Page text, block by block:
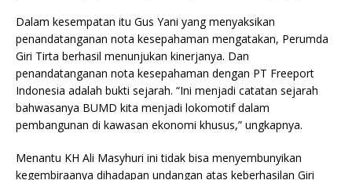
Dalam kesempatan itu Gus Yani yang menyaksikan
penandatanganan nota kesepahaman mengatakan, Perumda
Giri Tirta berhasil menunjukan kinerjanya. Dan
penandatanganan nota kesepahaman dengan PT Freeport
Indonesia adalah bukti sejarah. “Ini menjadi catatan sejarah
bahwasanya BUMD kita menjadi lokomotif dalam
pembangunan di kawasan ekonomi khusus,” ungkapnya.
Menantu KH Ali Masyhuri ini tidak bisa menyembunyikan
kegembiraanya dihadapan undangan atas keberhasilan Giri